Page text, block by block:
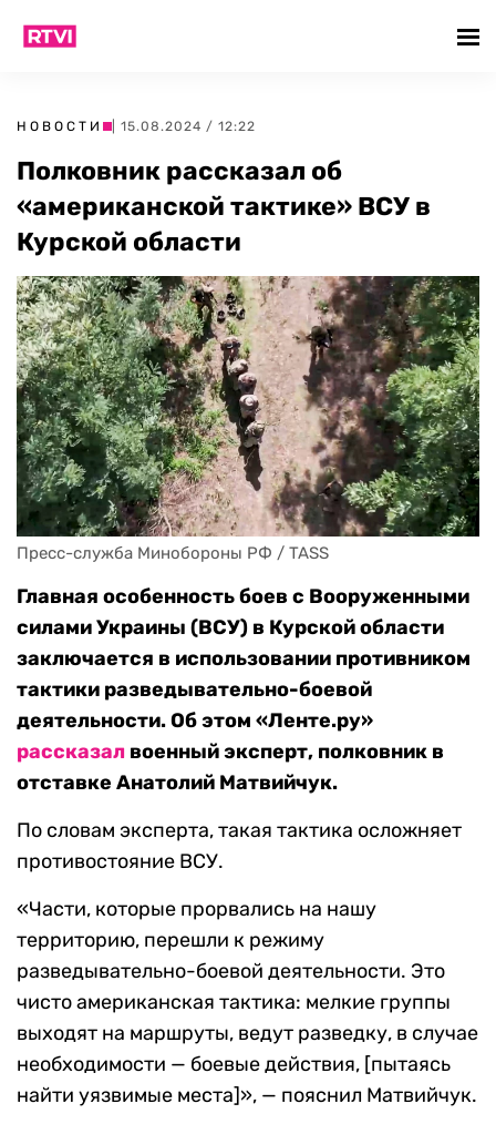
НОВОСТИ | 15.08.2024 / 12:22
Полковник рассказал об
«американской тактике» ВСУ в
Курской области
Пресс-служба Минобороны РФ / TASS
Главная особенность боев с Вооруженными
силами Украины (ВСУ) в Курской области
заключается в использовании противником
тактики разведывательно-боевой
деятельности. Об этом «Ленте.ру»
рассказал военный эксперт, полковник в
отставке Анатолий Матвийчук.
По словам эксперта, такая тактика осложняет
противостояние ВСУ.
«Части, которые прорвались на нашу
территорию, перешли к режиму
разведывательно-боевой деятельности. Это
чисто американская тактика: мелкие группы
выходят на маршруты, ведут разведку, в случае
необходимости — боевые действия, [пытаясь
найти уязвимые места]», — пояснил Матвийчук.